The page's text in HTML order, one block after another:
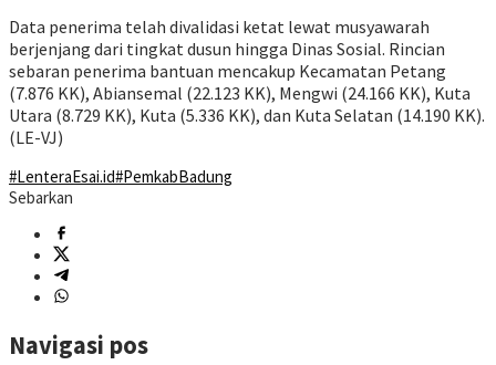
Data penerima telah divalidasi ketat lewat musyawarah
berjenjang dari tingkat dusun hingga Dinas Sosial. Rincian
sebaran penerima bantuan mencakup Kecamatan Petang
(7.876 KK), Abiansemal (22.123 KK), Mengwi (24.166 KK), Kuta
Utara (8.729 KK), Kuta (5.336 KK), dan Kuta Selatan (14.190 KK).
(LE-VJ)
#LenteraEsai.id#PemkabBadung
Sebarkan
Navigasi pos